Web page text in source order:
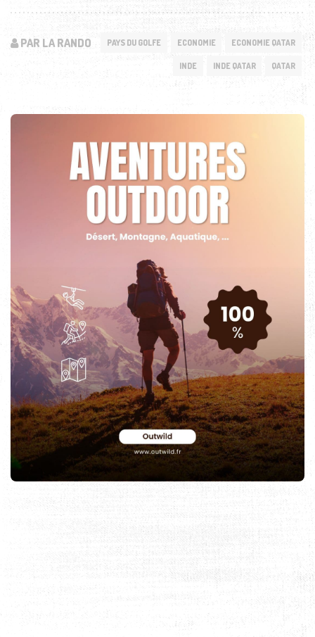
PAR LA RANDO PAYS DU GOLFE ECONOMIE ECONOMIE QATAR
INDE INDE QATAR QATAR